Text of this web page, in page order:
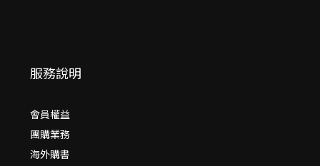
服務說明
會員權益
團購業務
海外購書